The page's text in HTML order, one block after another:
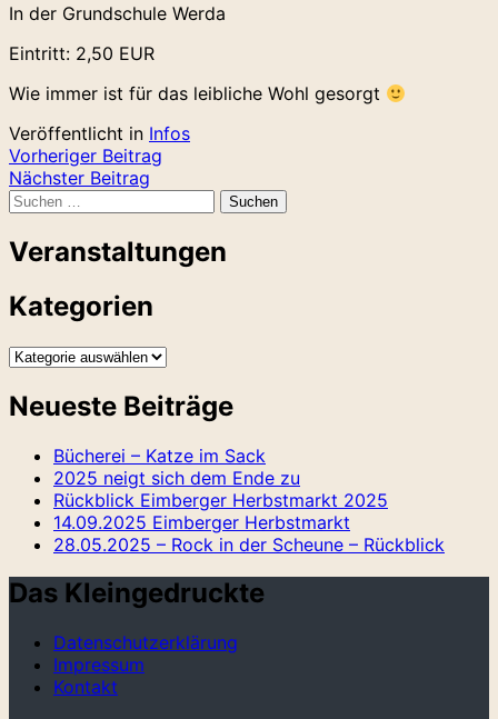
In der Grundschule Werda
Eintritt: 2,50 EUR
Wie immer ist für das leibliche Wohl gesorgt
Veröffentlicht in Infos
Beitragsnavigation
Vorheriger Beitrag
Nächster Beitrag
Suchen
Veranstaltungen
Kategorien
Kategorien
Neueste Beiträge
Bücherei – Katze im Sack
2025 neigt sich dem Ende zu
Rückblick Eimberger Herbstmarkt 2025
14.09.2025 Eimberger Herbstmarkt
28.05.2025 – Rock in der Scheune – Rückblick
Das Kleingedruckte
Datenschutzerklärung
Impressum
Kontakt